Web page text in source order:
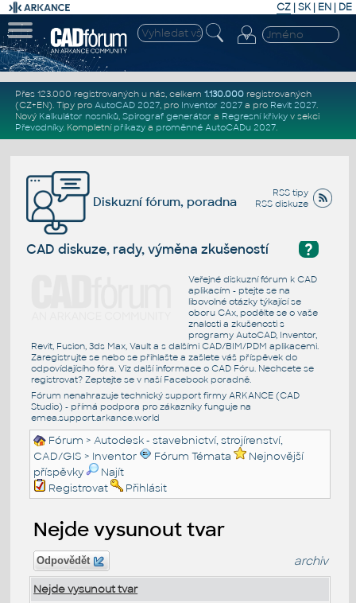
CZ | SK| EN | DE
Přes 123.000 registrovaných u nás, celkem 1.130.000registrovaných
(CZ+EN). Tipy pro AutoCAD 2027, pro Inventor 2027a pro Revit 2027.
Nový Kalkulátor nosníků, Spirograf generátor a Regresní křivkyv sekci
Převodníky. Kompletní příkazya proměnné AutoCADu 2027.
RSS tipy
RSS diskuze
Diskuzní fórum, poradna
?
CAD diskuze, rady, výměna zkušeností
Veřejné diskuzní fórum k CAD
aplikacím - ptejte se na
libovolné otázky týkající se
oboru CAx, podělte se o vaše
znalosti a zkušenosti s
programy AutoCAD, Inventor,
Revit, Fusion, 3ds Max, Vault a s dalšími CAD/BIM/PDM aplikacemi.
Zaregistrujte se nebo se přihlašte a zašlete váš příspěvek do
odpovídajícího fóra. Viz další informace o CAD Fóru. Nechcete se
registrovat? Zeptejte se v naší Facebook poradně.
Fórum nenahrazuje technický support firmy ARKANCE (CAD
Studio) - přímá podpora pro zákazníky funguje na
emea.support.arkance.world
Fórum >Autodesk - stavebnictví, strojírenství,
CAD/GIS > Inventor Fórum Témata
Nejnovější
příspěvky
Najít
Registrovat
Přihlásit
Nejde vysunout tvar
Odpovědět archiv
Nejde vysunout tvar